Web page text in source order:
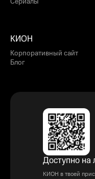
КИОН
Корпоративный сайт
Блог
Доступно
КИОН в твоей